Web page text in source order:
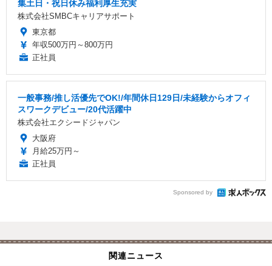
集土日・祝日休み福利厚生充実
株式会社SMBCキャリアサポート
東京都
年収500万円～800万円
正社員
一般事務/推し活優先でOK!/年間休日129日/未経験からオフィ
スワークデビュー/20代活躍中
株式会社エクシードジャパン
大阪府
月給25万円～
正社員
Sponsored by
関連ニュース